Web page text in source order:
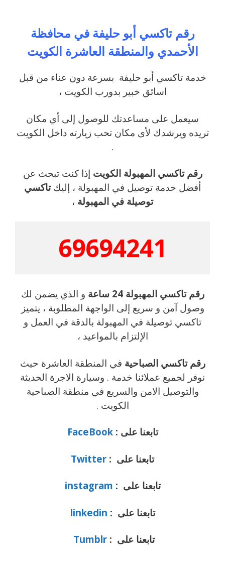
رقم تاكسي أبو حليفة في محافظة
الأحمدي والمنطقة العاشرة الكويت
خدمة تاكسي أبو حليفة بسرعة دون عناء من قبل
اسائق خبير بدورب الكويت ،
سيعمل على مساعدتك للوصول إلى أي مكان
تريده ويرشدك لأى مكان تحب زيارته داخل الكويت
.
رقم تاكسي المهبولة الكويت إذا كنت تبحث عن
أفضل خدمة توصيل في المهبولة ، إليكتاكسي
توصيلة في المهبولة ،
69694241
رقم تاكسي المهبولة 24 ساعة
و الذي يضمن لك
وصول آمن و سريع إلى الواجهة المطلوبة ، يتميز
تاكسي توصيلة في المهبولة بالدقة في العمل و
الإلتزام بالمواعيد ،
رقم تاكسي الصباحية في المنطقة العاشرة حيث
نوفر لجميع عملائنا خدمة . وسيارة الاجرة الحديثة
والتوصيل الامن والسريع في منطقة الصباحية
الكويت .
تابعنا على :FaceBook
تابعنا على : Twitter
تابعنا على : instagram
تابعنا على : linkedin
تابعنا على :Tumblr